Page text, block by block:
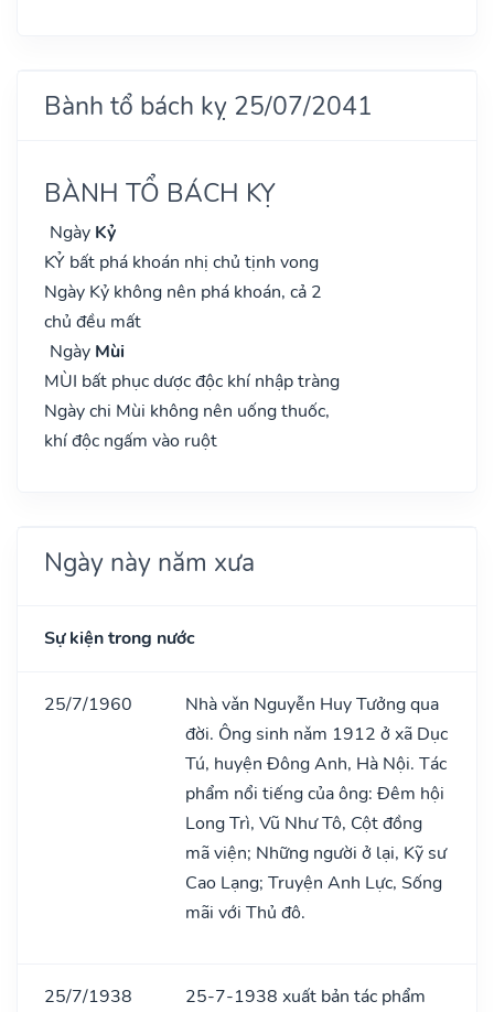
Bành tổ bách kỵ 25/07/2041
BÀNH TỔ BÁCH KỴ
Ngày Kỷ
KỶ bất phá khoán nhị chủ tịnh vong
Ngày Kỷ không nên phá khoán, cả 2
chủ đều mất
Ngày Mùi
MÙI bất phục dược độc khí nhập tràng
Ngày chi Mùi không nên uống thuốc,
khí độc ngấm vào ruột
Ngày này năm xưa
Sự kiện trong nước
25/7/1960
Nhà vǎn Nguyễn Huy Tưởng qua
đời. Ông sinh nǎm 1912 ở xã Dục
Tú, huyện Đông Anh, Hà Nội. Tác
phẩm nổi tiếng của ông: Đêm hội
Long Trì, Vũ Như Tô, Cột đồng
mã viện; Những người ở lại, Kỹ sư
Cao Lạng; Truyện Anh Lực, Sống
mãi với Thủ đô.
25/7/1938
25-7-1938 xuất bản tác phẩm